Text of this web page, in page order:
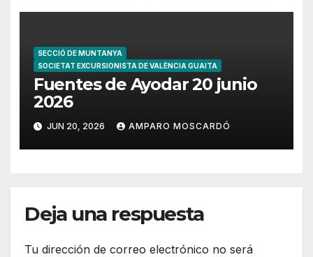
SECCIÓ DE MUNTANYA
SOCIETAT EXCURSIONISTA DE VALÈNCIA GUAITA
Fuentes de Ayodar 20 junio
2026
JUN 20, 2026 AMPARO MOSCARDÓ
Deja una respuesta
Tu dirección de correo electrónico no será